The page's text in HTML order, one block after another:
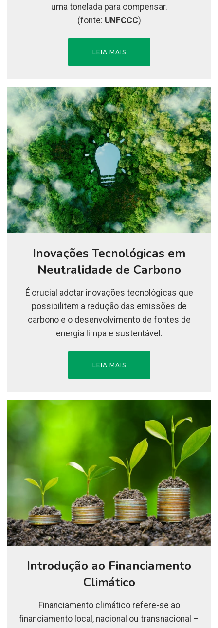
uma tonelada para compensar.
(fonte: UNFCCC)
LEIA MAIS
Inovações Tecnológicas em
Neutralidade de Carbono
É crucial adotar inovações tecnológicas que
possibilitem a redução das emissões de
carbono e o desenvolvimento de fontes de
energia limpa e sustentável.
LEIA MAIS
Introdução ao Financiamento
Climático
Financiamento climático refere-se ao
financiamento local, nacional ou transnacional –